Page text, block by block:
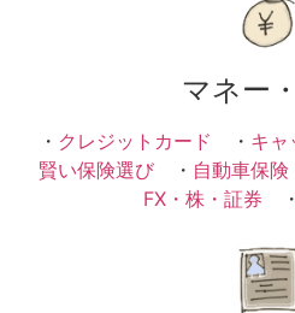
マネー
・ クレジットカード ・ キャ
賢い保険選び ・ 自動車保
FX・株・証券 ・